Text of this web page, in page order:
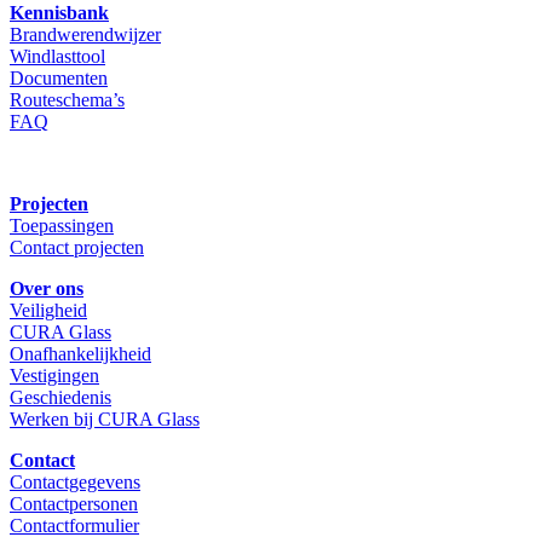
Kennisbank
Brandwerendwijzer
Windlasttool
Documenten
Routeschema’s
FAQ
Projecten
Toepassingen
Contact projecten
Over ons
Veiligheid
CURA Glass
Onafhankelijkheid
Vestigingen
Geschiedenis
Werken bij CURA Glass
Contact
Contactgegevens
Contactpersonen
Contactformulier